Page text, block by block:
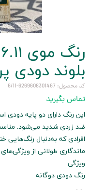
بلوند دودی
کد محصول: 6269608301467-6/11
تماس بگیرید
این رنگ دارای دو پایه
ضد زردی شدید می‌شود.
افرادی که به‌دنبال
ماندگاری طولانی از
ویژگی:
رنگ دودی دوگانه